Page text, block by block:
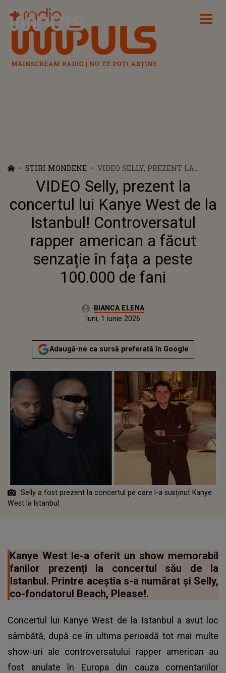
Radio Impuls
STIRI MONDENE
VIDEO SELLY, PREZENT LA
CONCERTUL LUI KANYE WEST
DE LA ISTANBUL!
CONTROVERSATUL RAPPER
AMERICAN A FĂCUT SENZAȚIE
ÎN FAȚA A PESTE 100.000 DE
VIDEO Selly, prezent la
concertul lui Kanye West de la
Istanbul! Controversatul
rapper american a făcut
senzație în fața a peste
100.000 de fani
Autor:BIANCA ELENA
Publicat:
luni, 1 iunie 2026
Adaugă-ne ca sursă preferată în Google
Selly a fost prezent la concertul pe care l-a susținut Kanye
West la Istanbul
Kanye West le-a oferit un show memorabil
fanilor prezenți la concertul său de la
Istanbul. Printre aceștia s-a numărat și Selly,
co-fondatorul Beach, Please!.
Concertul lui Kanye West de la Istanbul a avut loc
sâmbătă, după ce în ultima perioadă tot mai multe
show-uri ale controversatului rapper american au
fost anulate în Europa din cauza comentariilor